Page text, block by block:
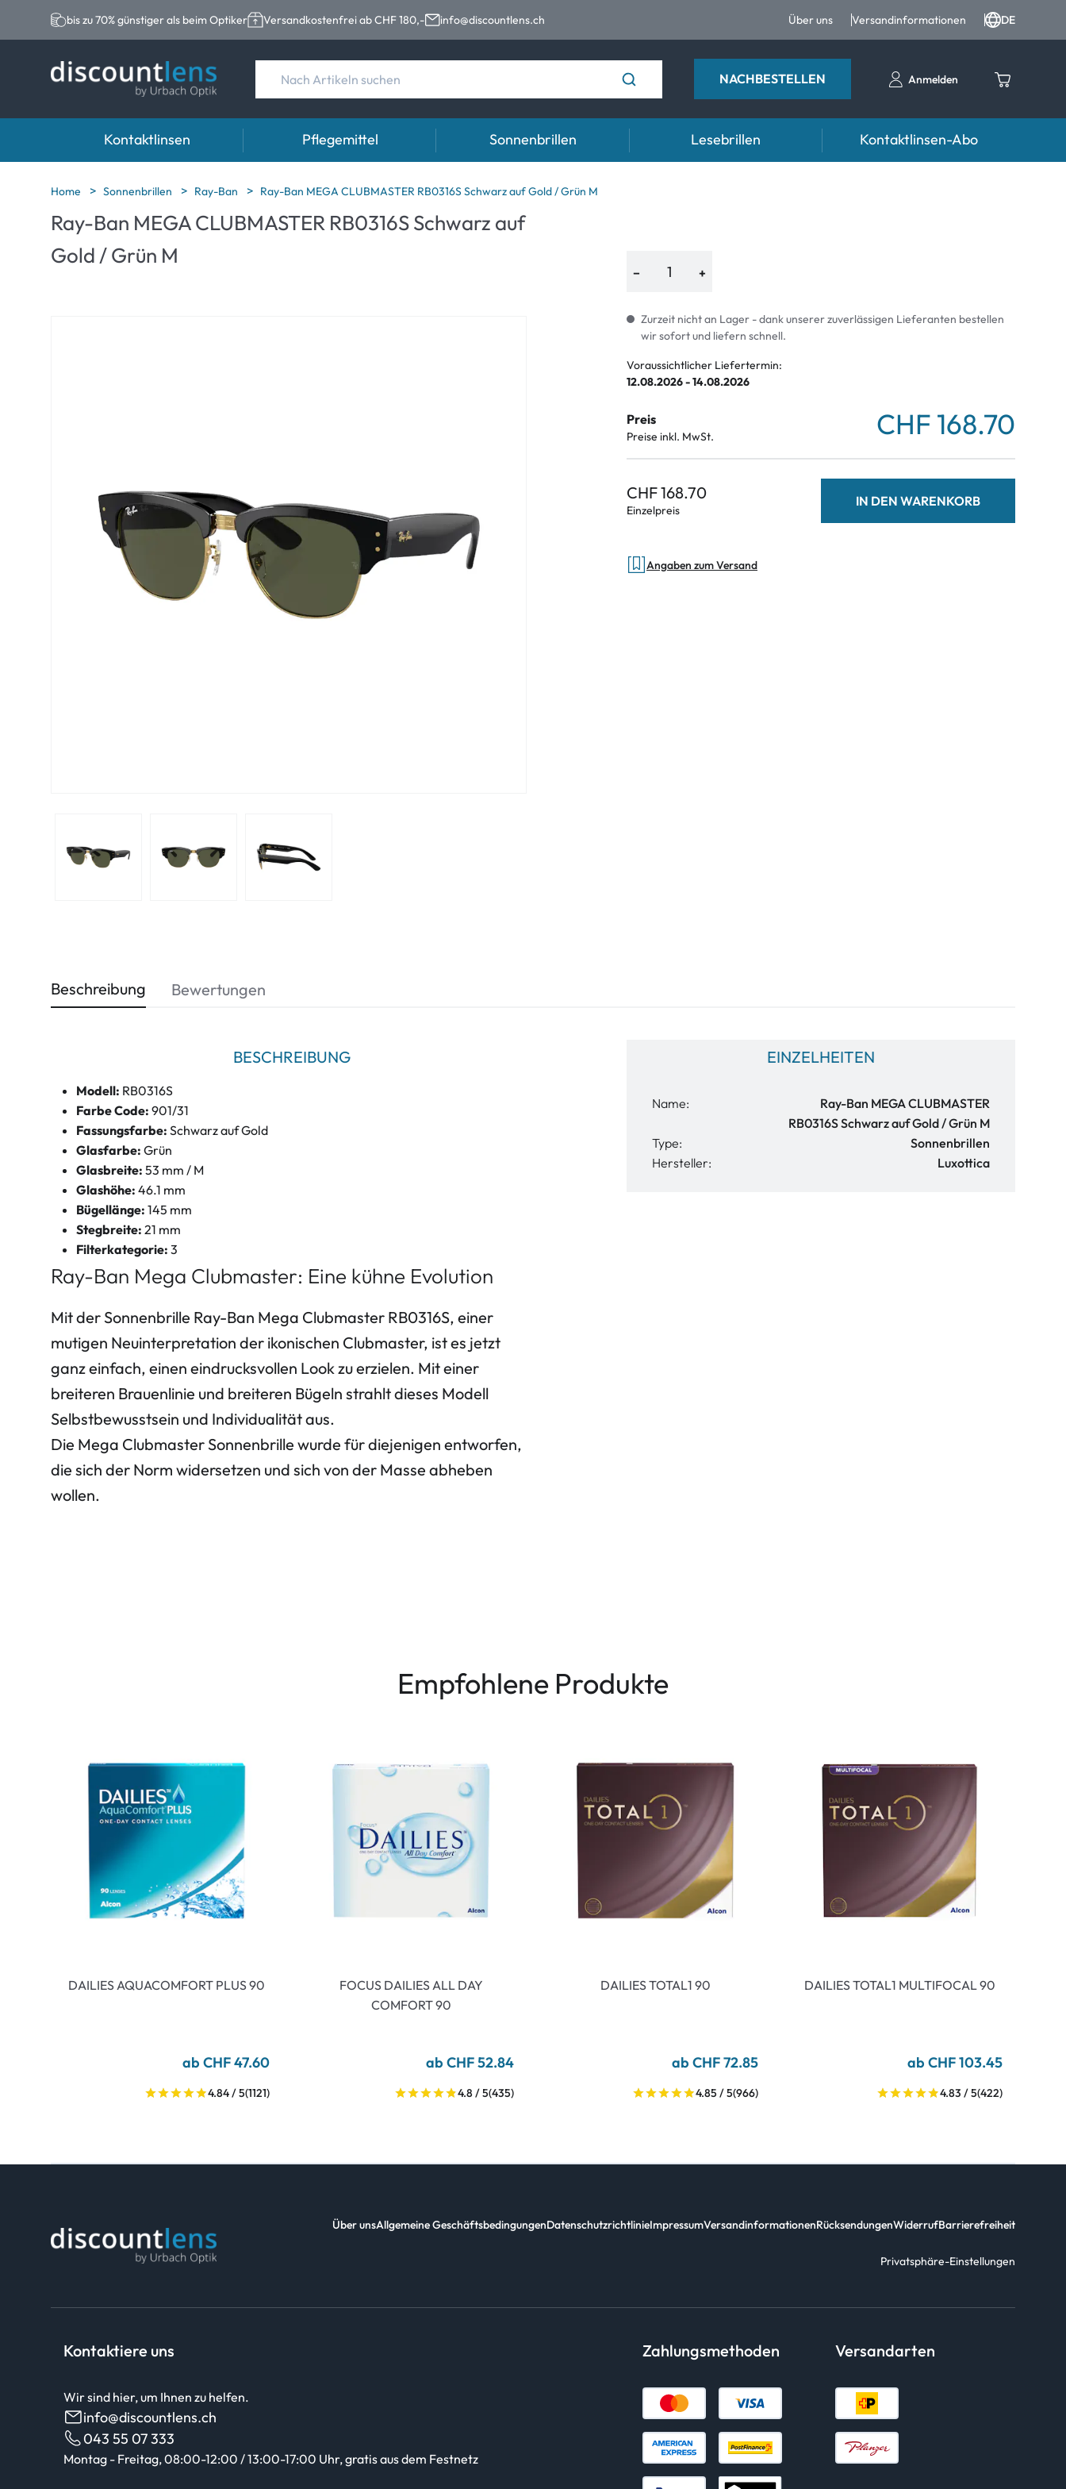
bis zu 70% günstiger als beim Optiker Versandkostenfrei ab CHF 180,- info@discountlens.ch Über uns Versandinformationen DE
NACHBESTELLEN Anmelden
Kontaktlinsen
Marken
Acuvue
Biotrue
Clariti
Kategorie
Sphärische Linsen
Tragedauer
Tageslinsen
Abnormale Symptome
Normale Symptome
Pflegemittel
Marken
Eversee
Kategorien
Lösungen für Kontaktlinsen
Sonnenbrillen
Top Marken
Ray-Ban
Lesebrillen Kontaktlinsen-Abo
Home Sonnenbrillen Ray-Ban Ray-Ban MEGA CLUBMASTER RB0316S Schwarz auf Gold / Grün M
Ray-Ban MEGA CLUBMASTER RB0316S Schwarz auf
Gold / Grün M
− +
Zurzeit nicht an Lager - dank unserer zuverlässigen Lieferanten bestellen
wir sofort und liefern schnell.
Voraussichtlicher Liefertermin:
12.08.2026 - 14.08.2026
Preis
Preise inkl. MwSt. CHF 168.70
CHF 168.70
Einzelpreis
IN DEN WARENKORB
Angaben zum Versand
Beschreibung
BESCHREIBUNG
Modell: RB0316S
Farbe Code: 901/31
Fassungsfarbe: Schwarz auf Gold
Glasfarbe: Grün
Glasbreite: 53 mm / M
Glashöhe: 46.1 mm
Bügellänge: 145 mm
Stegbreite: 21 mm
Filterkategorie: 3
Ray-Ban Mega Clubmaster: Eine kühne Evolution
Mit der Sonnenbrille Ray-Ban Mega Clubmaster RB0316S, einer
mutigen Neuinterpretation der ikonischen Clubmaster, ist es jetzt
ganz einfach, einen eindrucksvollen Look zu erzielen. Mit einer
breiteren Brauenlinie und breiteren Bügeln strahlt dieses Modell
Selbstbewusstsein und Individualität aus.
Die Mega Clubmaster Sonnenbrille wurde für diejenigen entworfen,
die sich der Norm widersetzen und sich von der Masse abheben
wollen.
EINZELHEITEN
Name:
Ray-Ban MEGA CLUBMASTER
RB0316S Schwarz auf Gold / Grün M
Type:
Sonnenbrillen
Hersteller:
Luxottica
Bewertungen
Empfohlene Produkte
DAILIES AQUACOMFORT PLUS 90
ab CHF 47.60
4.84 / 5(1121)
FOCUS DAILIES ALL DAY
COMFORT 90
ab CHF 52.84
4.8 / 5(435)
DAILIES TOTAL1 90
ab CHF 72.85
4.85 / 5(966)
DAILIES TOTAL1 MULTIFOCAL 90
ab CHF 103.45
4.83 / 5(422)
Über unsAllgemeine GeschäftsbedingungenDatenschutzrichtlinieImpressumVersandinformationenRücksendungenWiderrufBarrierefreiheit
Privatsphäre-Einstellungen
Kontaktiere uns
Wir sind hier, um Ihnen zu helfen.
info@discountlens.ch
043 55 07 333
Montag - Freitag, 08:00-12:00 / 13:00-17:00 Uhr, gratis aus dem Festnetz
Zahlungsmethoden Versandarten